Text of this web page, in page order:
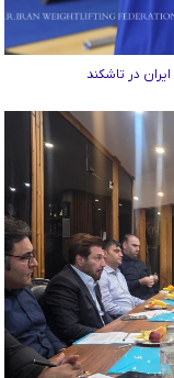
در تاشکند